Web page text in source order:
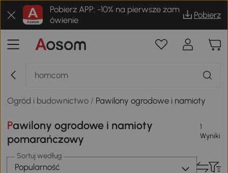
Pobierz APP: -10% na pierwsze zam
ówienie
Pobierz
Ogród i budownictwo / Pawilony ogrodowe i namioty
Pawilony ogrodowe i namioty
pomarańczowy
1
Wyniki
Sortuj według
Popularność